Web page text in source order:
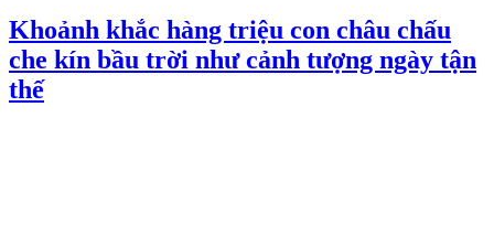
Khoảnh khắc hàng triệu con châu chấu
che kín bầu trời như cảnh tượng ngày tận
thế